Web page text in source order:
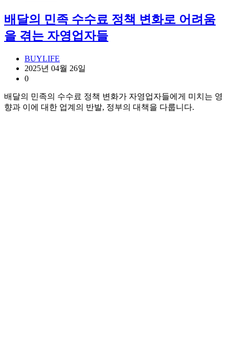
배달의 민족 수수료 정책 변화로 어려움
을 겪는 자영업자들
BUYLIFE
2025년 04월 26일
0
배달의 민족의 수수료 정책 변화가 자영업자들에게 미치는 영
향과 이에 대한 업계의 반발, 정부의 대책을 다룹니다.